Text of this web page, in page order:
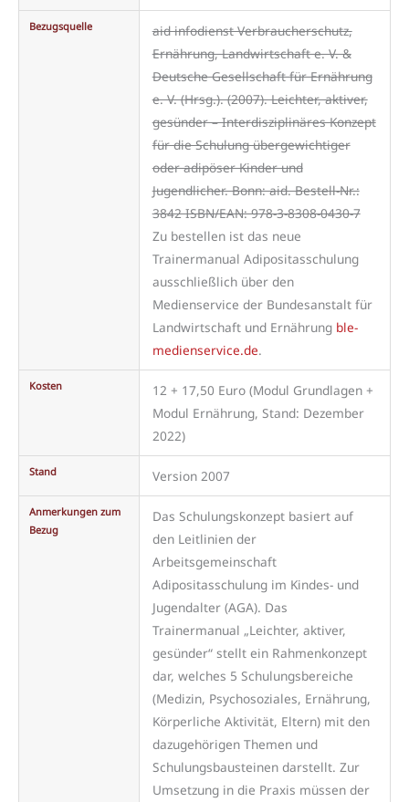
Bezugsquelle
aid infodienst Verbraucherschutz,
Ernährung, Landwirtschaft e. V. &
Deutsche Gesellschaft für Ernährung
e. V. (Hrsg.). (2007). Leichter, aktiver,
gesünder – Interdisziplinäres Konzept
für die Schulung übergewichtiger
oder adipöser Kinder und
Jugendlicher. Bonn: aid. Bestell-Nr.:
3842 ISBN/EAN: 978-3-8308-0430-7
Zu bestellen ist das neue
Trainermanual Adipositasschulung
ausschließlich über den
Medienservice der Bundesanstalt für
Landwirtschaft und Ernährung ble-
medienservice.de.
Kosten
12 + 17,50 Euro (Modul Grundlagen +
Modul Ernährung, Stand: Dezember
2022)
Stand Version 2007
Anmerkungen zum
Bezug
Das Schulungskonzept basiert auf
den Leitlinien der
Arbeitsgemeinschaft
Adipositasschulung im Kindes- und
Jugendalter (AGA). Das
Trainermanual „Leichter, aktiver,
gesünder“ stellt ein Rahmenkonzept
dar, welches 5 Schulungsbereiche
(Medizin, Psychosoziales, Ernährung,
Körperliche Aktivität, Eltern) mit den
dazugehörigen Themen und
Schulungsbausteinen darstellt. Zur
Umsetzung in die Praxis müssen der